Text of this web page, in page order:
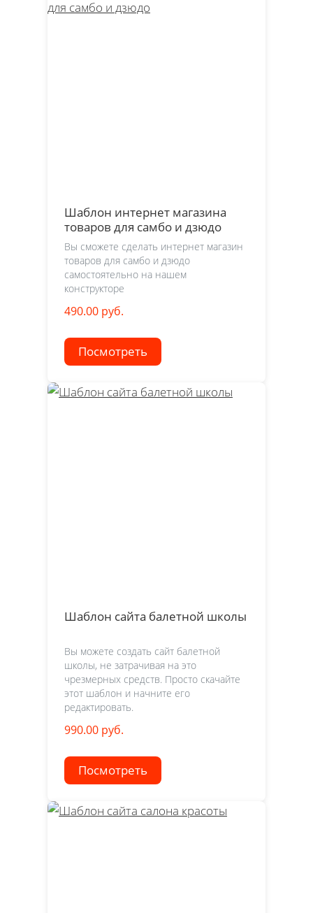
Шаблон интернет магазина
товаров для самбо и дзюдо
Вы сможете сделать интернет магазин
товаров для самбо и дзюдо
самостоятельно на нашем
конструкторе
490.00 руб.
Посмотреть
Шаблон сайта балетной школы
Вы можете создать сайт балетной
школы, не затрачивая на это
чрезмерных средств. Просто скачайте
этот шаблон и начните его
редактировать.
990.00 руб.
Посмотреть